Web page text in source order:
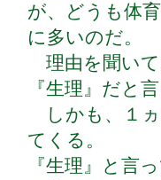
が、どうも体
に多いのだ。
理由を聞い
『生理』だと
しかも、１ヵ
てくる。
『生理』と言